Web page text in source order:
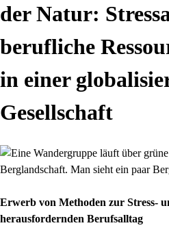
der Natur:
berufliche
in einer
Gesellschaft
Erwerb von Methoden zur Stress-
herausfordernden Berufsalltag